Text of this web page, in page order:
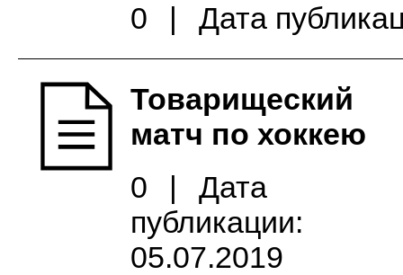
0
| Дата
Товарищеский
матч по хоккею
0
|
Дата
публикации:
05.07.2019